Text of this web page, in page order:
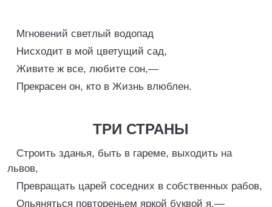
Мгновений светлый водопад
Нисходит в мой цветущий сад,
Живите ж все, любите сон,—
Прекрасен он, кто в Жизнь влюблен.
ТРИ СТРАНЫ
Строить зданья, быть в гареме, выходить на
львов,
Превращать царей соседних в собственных рабов,
Опьяняться повтореньем яркой буквой я,—